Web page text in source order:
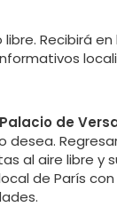
Recibirá
de
desea.
al aire libre y
de París